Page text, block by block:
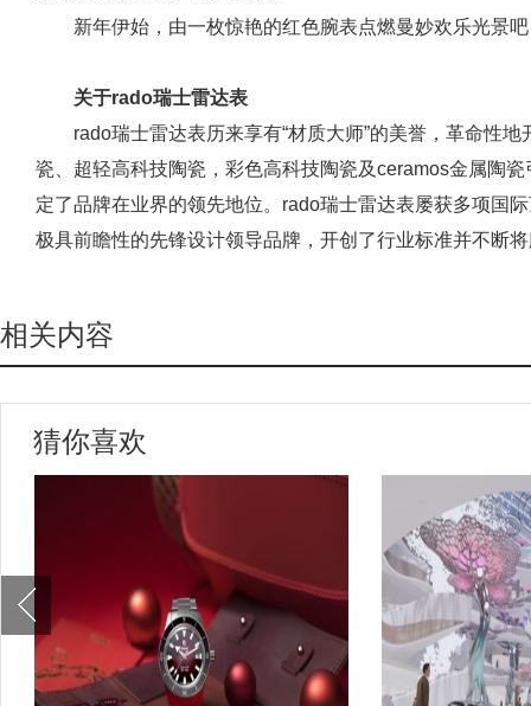
新年伊始，由一枚惊艳的红色腕表点燃曼妙欢乐光景
关于rado瑞士雷达表
rado瑞士雷达表历来享有“材质大师”的美誉，革命性
瓷、超轻高科技陶瓷，彩色高科技陶瓷及ceramos金属陶
定了品牌在业界的领先地位。rado瑞士雷达表屡获多项国
极具前瞻性的先锋设计领导品牌，开创了行业标准并不断
相关内容
猜你喜欢